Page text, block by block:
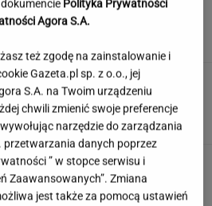
quiz logiczny. Dopasujesz składnik
że zrobią trzecią część". Po 20
burzę
Polityka Prywatności
Agora S.A.
też zgodę na zainstalowanie i
Gazeta.pl sp. z o.o., jej
S.A. na Twoim urządzeniu
chwili zmienić swoje preferencje
narzędzie do zarządzania
danych poprzez
” w stopce serwisu i
Zaawansowanych”. Zmiana
jest także za pomocą ustawień